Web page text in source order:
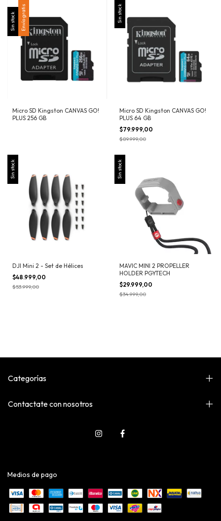
Sin stock Envío gratis
Micro SD Kingston CANVAS GO!
PLUS 256 GB
Sin stock
Micro SD Kingston CANVAS GO!
PLUS 64 GB
$79.999,00
$89.999,00
Sin stock
DJI Mini 2 - Set de Hélices
$48.999,00
$53.999,00
Sin stock
MAVIC MINI 2 PROPELLER
HOLDER PGYTECH
$29.999,00
$34.999,00
Categorías
Contactate con nosotros
Medios de pago